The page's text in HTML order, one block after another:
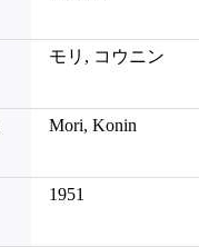
モリ, コウニン
Mori, Konin
1951